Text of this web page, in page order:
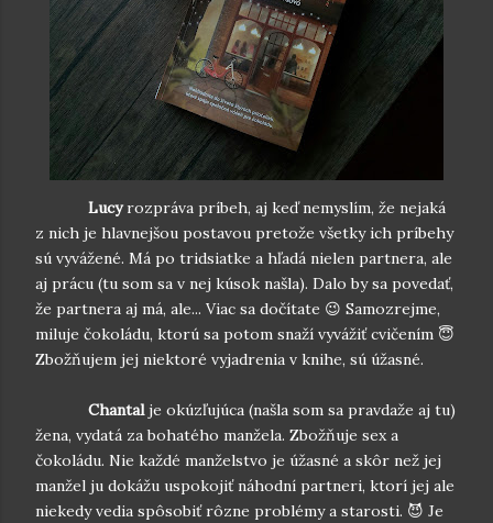
Lucyrozpráva príbeh, aj keď nemyslím, že nejaká
z nich je hlavnejšou postavou pretože všetky ich príbehy
sú vyvážené. Má po tridsiatke a hľadá nielen partnera, ale
aj prácu (tu som sa v nej kúsok našla). Dalo by sa povedať,
že partnera aj má, ale... Viac sa dočítate 😉 Samozrejme,
miluje čokoládu, ktorú sa potom snaží vyvážiť cvičením 😇
Zbožňujem jej niektoré vyjadrenia v knihe, sú úžasné.
Chantalje okúzľujúca (našla som sa pravdaže aj tu)
žena, vydatá za bohatého manžela. Zbožňuje sex a
čokoládu. Nie každé manželstvo je úžasné a skôr než jej
manžel ju dokážu uspokojiť náhodní partneri, ktorí jej ale
niekedy vedia spôsobiť rôzne problémy a starosti. 😈 Je